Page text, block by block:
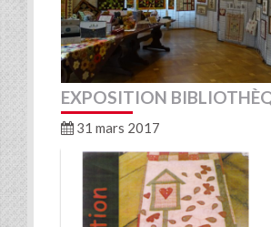
EXPOSITION
31 mars 2017